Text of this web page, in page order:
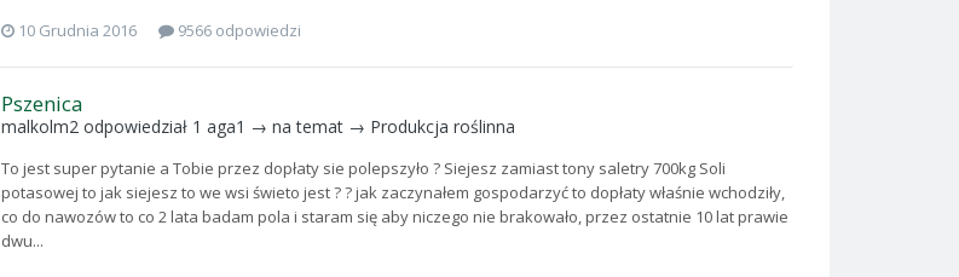
10 Grudnia 2016
9566 odpowiedzi
Pszenica
malkolm2 odpowiedział 1 aga1 → na temat → Produkcja roślinna
To jest super pytanie a Tobie przez dopłaty sie polepszyło ? Siejesz zamiast tony saletry 700kg Soli
potasowej to jak siejesz to we wsi świeto jest ? ? jak zaczynałem gospodarzyć to dopłaty właśnie wchodziły,
co do nawozów to co 2 lata badam pola i staram się aby niczego nie brakowało, przez ostatnie 10 lat prawie
dwu...